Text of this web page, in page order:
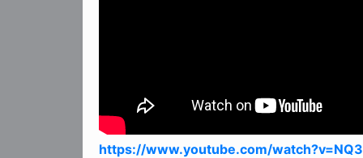
https://www.youtube.com/